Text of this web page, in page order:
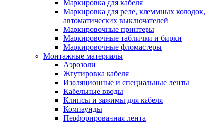
Маркировка для кабеля
Маркировка для реле, клеммных колодок,
автоматических выключателей
Маркировочные принтеры
Маркировочные таблички и бирки
Маркировочные фломастеры
Монтажные материалы
Аэрозоли
Жгутировка кабеля
Изоляционные и специальные ленты
Кабельные вводы
Клипсы и зажимы для кабеля
Компаунды
Перфорированная лента